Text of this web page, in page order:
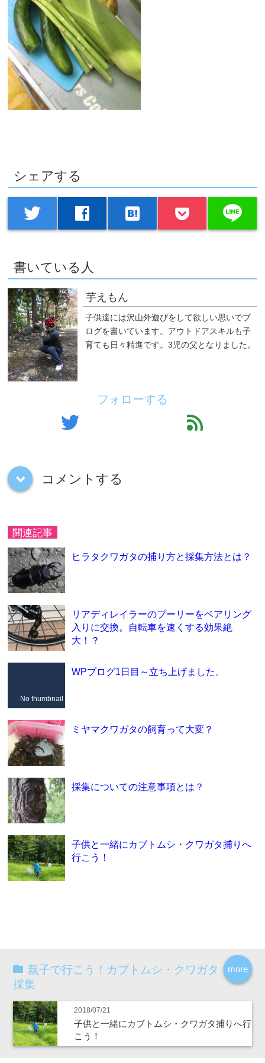
シェアする
twitter facebook hatenabookmark line
書いている人
芋えもん
子供達には沢山外遊びをして欲しい思いでブ
ログを書いています。アウトドアスキルも子
育ても日々精進です。3児の父となりました。
フォローする
twitter feed
down コメントする
関連記事
ヒラタクワガタの捕り方と採集方法とは？
リアディレイラーのプーリーをベアリング
入りに交換。自転車を速くする効果絶
大！？
No thumbnail
WPブログ1日目～立ち上げました。
ミヤマクワガタの飼育って大変？
採集についての注意事項とは？
子供と一緒にカブトムシ・クワガタ捕りへ
行こう！
more
親子で行こう！カブトムシ・クワガタ
採集
2018/07/21
子供と一緒にカブトムシ・クワガタ捕りへ行
こう！